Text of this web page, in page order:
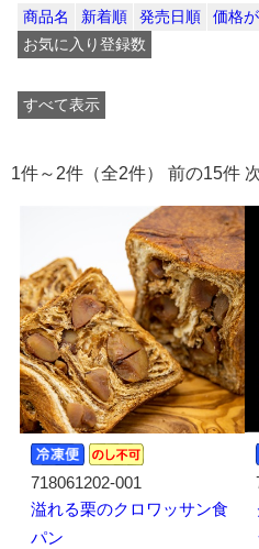
商品名 新着順 発売日順 価格
お気に入り登録数
すべて表示
1件～2件（全2件） 前
718061202-001
溢れる栗のクロワッサン食
パン